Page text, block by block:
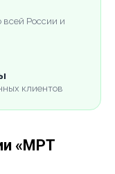
всей России и
клиентов
«МРТ